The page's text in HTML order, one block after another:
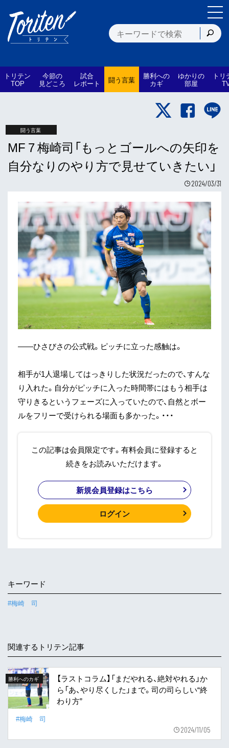
トリテン
TOP
今節の
見どころ
試合
レポート 闘う言葉 勝利への
カギ
ゆかりの
部屋
トリ
闘う言葉
MF 7 梅崎司「もっとゴールへの矢印を
自分なりのやり方で見せていきたい」
2024/03/31
——ひさびさの公式戦。ピッチに立った感触は。
相手が1人退場してはっきりした状況だったので、すんな
り入れた。自分がピッチに入った時間帯にはもう相手は
守りきるというフェーズに入っていたので、自然とボー
ルをフリーで受けられる場面も多かった。・・・
この記事は会員限定です。有料会員に登録すると
続きをお読みいただけます。
新規会員登録はこちら
ログイン
キーワード
#梅崎 司
関連するトリテン記事
勝利へのカギ
【ラストコラム】「まだやれる、絶対やれる」か
ら「あ、やり尽くした」まで。司の司らしい“終
わり方”
#梅崎 司
2024/11/05